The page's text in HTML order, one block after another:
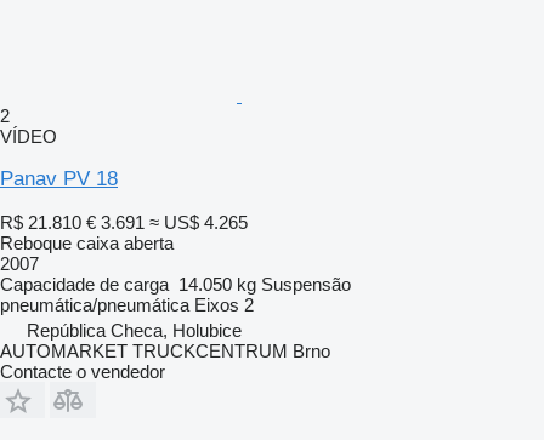
2
VÍDEO
Panav PV 18
R$ 21.810 € 3.691 ≈ US$ 4.265
Reboque caixa aberta
2007
Capacidade de carga 14.050 kg Suspensão
pneumática/pneumática Eixos 2
República Checa, Holubice
AUTOMARKET TRUCKCENTRUM Brno
Contacte o vendedor